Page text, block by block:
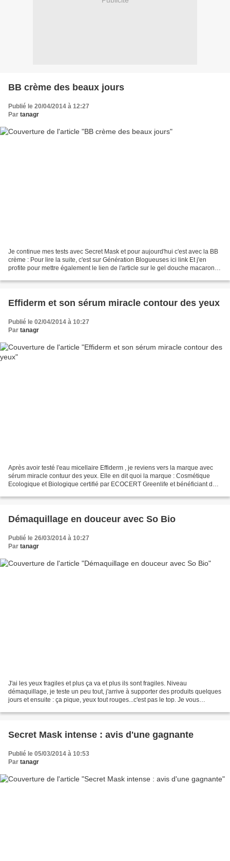
BB crème des beaux jours
Publié le 20/04/2014 à 12:27
Par tanagr
Je continue mes tests avec Secret Mask et pour aujourd'hui c'est avec la BB
crème : Pour lire la suite, c'est sur Génération Blogueuses ici link Et j'en
profite pour mettre également le lien de l'article sur le gel douche macaron
Effiderm et son sérum miracle contour des yeux
Publié le 02/04/2014 à 10:27
Par tanagr
Après avoir testé l'eau micellaire Effiderm , je reviens vers la marque avec
sérum miracle contuur des yeux. Elle en dit quoi la marque : Cosmétique
Ecologique et Biologique certifié par ECOCERT Greenlife et bénéficiant du
Démaquillage en douceur avec So Bio
Publié le 26/03/2014 à 10:27
Par tanagr
J'ai les yeux fragiles et plus ça va et plus ils sont fragiles. Niveau
démaquillage, je teste un peu tout, j'arrive à supporter des produits quelques
jours et ensuite : ça pique, yeux tout rouges...c'est pas le top. Je vous
Secret Mask intense : avis d'une gagnante
Publié le 05/03/2014 à 10:53
Par tanagr